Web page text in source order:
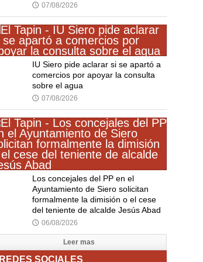
🕔 07/08/2026
IU Siero pide aclarar si se apartó a
comercios por apoyar la consulta
sobre el agua
🕔 07/08/2026
Los concejales del PP en el
Ayuntamiento de Siero solicitan
formalmente la dimisión o el cese
del teniente de alcalde Jesús Abad
🕔 06/08/2026
Leer mas
REDES SOCIALES